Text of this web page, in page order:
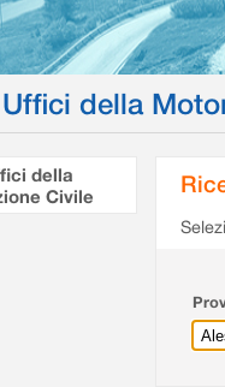
della
della
Civile